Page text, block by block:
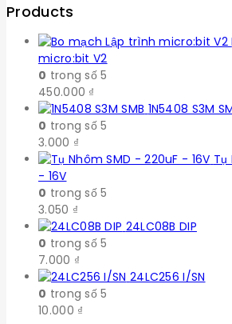
Products
micro:bit V2
0 trong số 5
450.000 ₫
1N5408 S3M
0 trong số 5
3.000 ₫
Tụ
- 16V
0 trong số 5
3.050 ₫
24LC08B DIP
0 trong số 5
7.000 ₫
24LC256 I/SN
0 trong số 5
10.000 ₫